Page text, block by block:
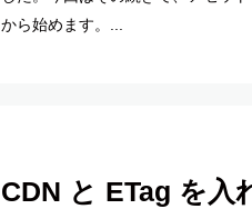
から始めます。...
CDN と ETag を入